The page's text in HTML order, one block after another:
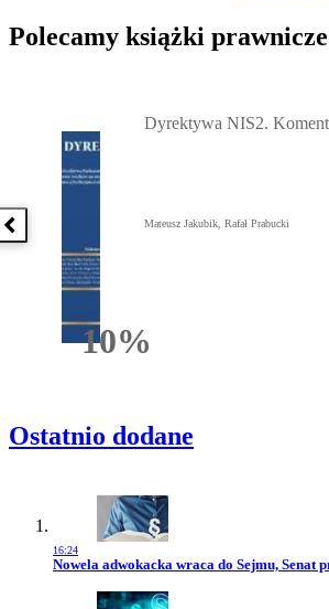
Polecamy książki prawnicze
Poprzednia książka
10%Rabatu
Dyrektywa NIS2.
Mateusz Jakubik, Rafał Prabucki
Ostatnio dodane
16:24
Przejdź do artykułu:
Nowela adwokacka wraca do Sejmu,